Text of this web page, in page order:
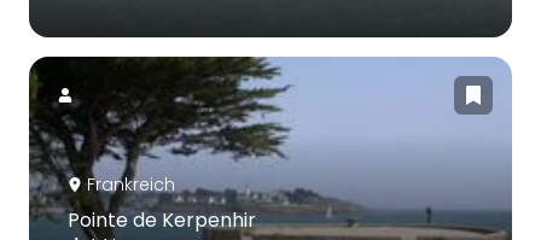
Frankreich
Pointe de Kerpenhir